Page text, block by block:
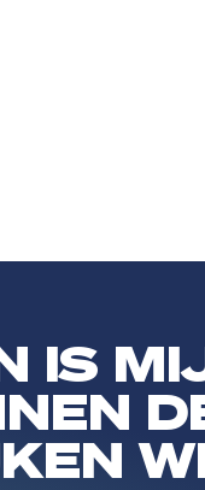
IS